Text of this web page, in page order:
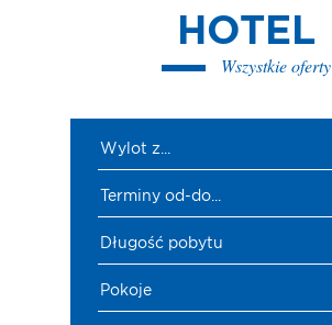
HOTEL
Wszystkie oferty
Wylot z...
Terminy od-do...
Długość pobytu
Pokoje